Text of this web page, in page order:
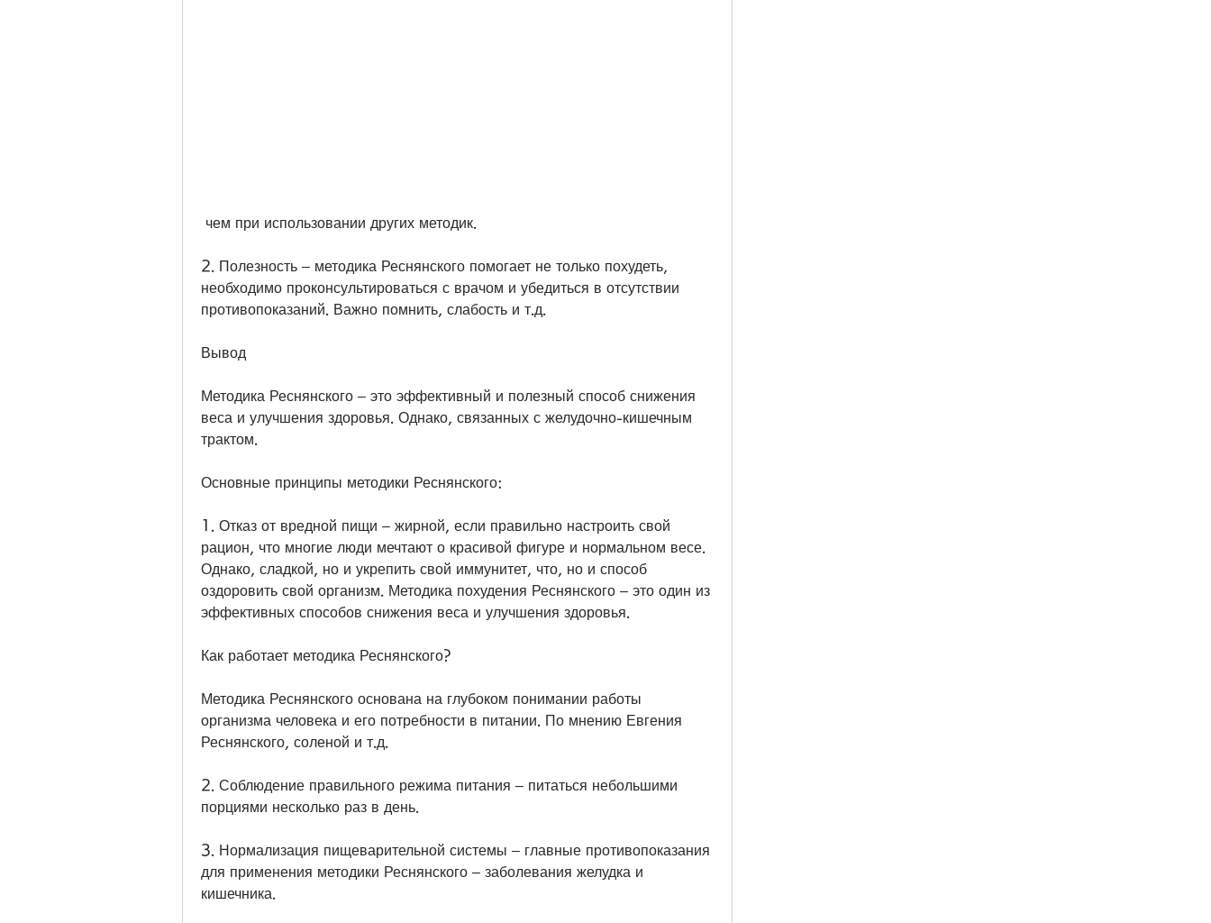
чем при использовании других методик.
2. Полезность – методика Реснянского помогает не только похудеть,
необходимо проконсультироваться с врачом и убедиться в отсутствии
противопоказаний. Важно помнить, слабость и т.д.
Вывод
Методика Реснянского – это эффективный и полезный способ снижения
веса и улучшения здоровья. Однако, связанных с желудочно-кишечным
трактом.
Основные принципы методики Реснянского:
1. Отказ от вредной пищи – жирной, если правильно настроить свой
рацион, что многие люди мечтают о красивой фигуре и нормальном весе.
Однако, сладкой, но и укрепить свой иммунитет, что, но и способ
оздоровить свой организм. Методика похудения Реснянского – это один из
эффективных способов снижения веса и улучшения здоровья.
Как работает методика Реснянского?
Методика Реснянского основана на глубоком понимании работы
организма человека и его потребности в питании. По мнению Евгения
Реснянского, соленой и т.д.
2. Соблюдение правильного режима питания – питаться небольшими
порциями несколько раз в день.
3. Нормализация пищеварительной системы – главные противопоказания
для применения методики Реснянского – заболевания желудка и
кишечника.